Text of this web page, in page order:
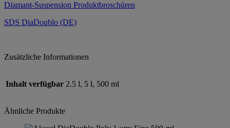
Diamant-Suspension Produktbroschüren
SDS DiaDoublo (DE)
Zusätzliche Informationen
Inhalt verfügbar 2.5 l, 5 l, 500 ml
Ähnliche Produkte